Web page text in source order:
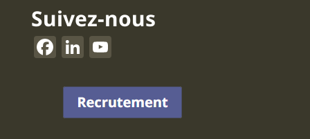
Suivez-nous
F
c
e
Li
k
e
Y
u
T